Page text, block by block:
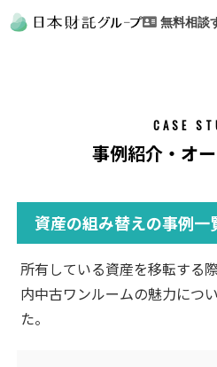
無料相談
CASE
事例紹介・オ
資産の組み替えの事例一
所有している資産を移転する
内中古ワンルームの魅力につ
た。